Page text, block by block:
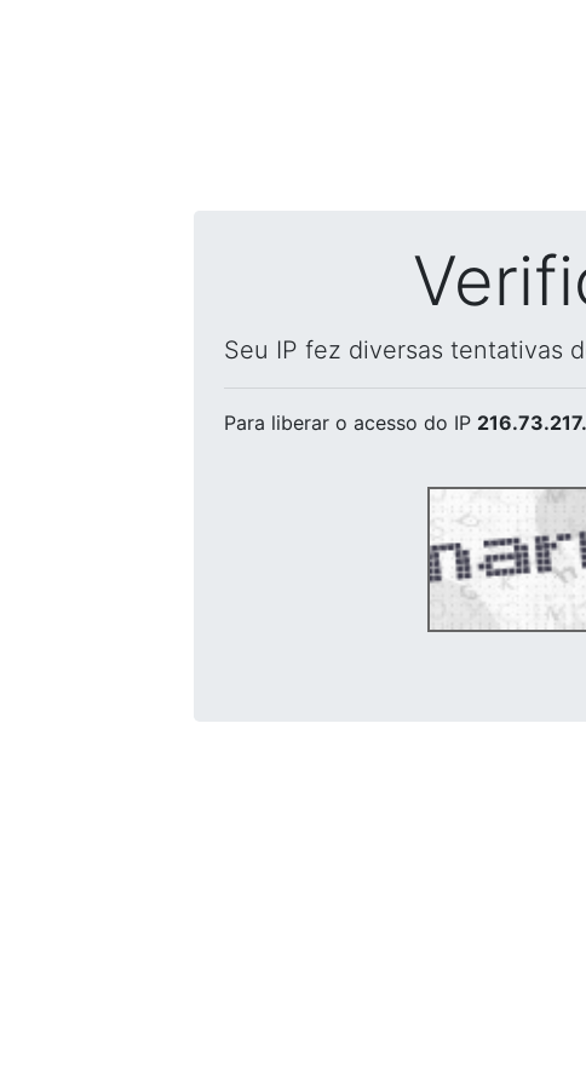
Seu IP fez diversas tentativas
Para liberar o acesso do IP